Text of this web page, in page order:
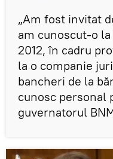
„Am fost invitat
am cunoscut-o
2012, în cadru
la o companie
bancheri de la
cunosc personal
guvernatorul